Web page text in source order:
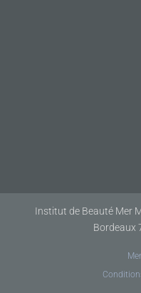
Institut de Beauté Mer
Bordeaux